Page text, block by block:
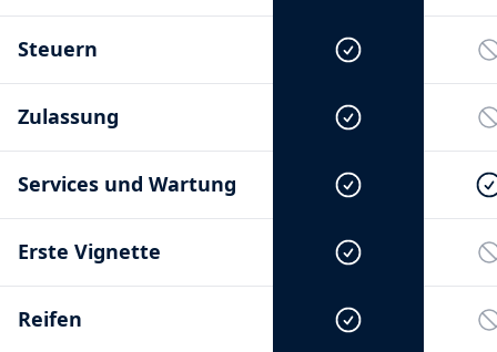
Steuern
Zulassung
Services und Wartung
Erste Vignette
Reifen